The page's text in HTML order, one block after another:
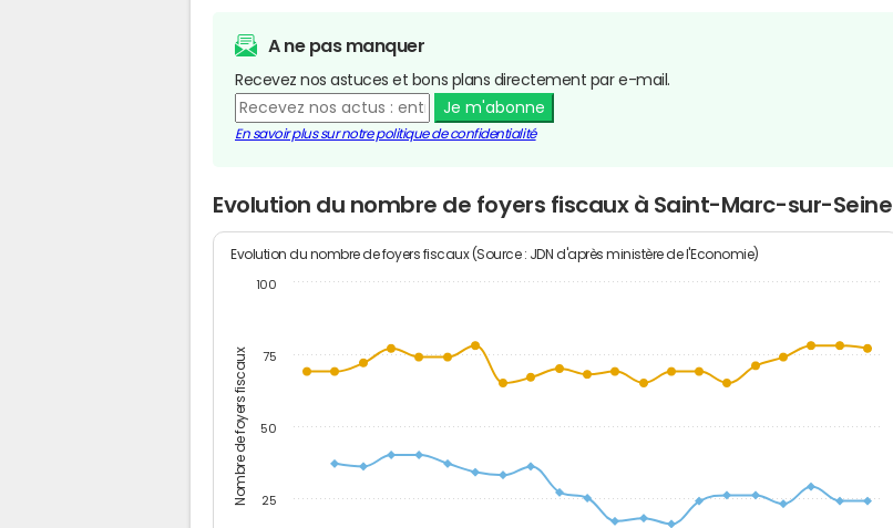
A ne pas manquer
Recevez nos astuces et bons plans directement par e-mail.
Je m'abonne
En savoir plus sur notre politique de confidentialité
Evolution du nombre de foyers fiscaux à Saint-Marc-sur-Seine
Nombre de foyers fiscaux
Evolution du nombre de foyers fiscaux (Source : JDN d'après ministère de l'Economie)
100
25
50
75